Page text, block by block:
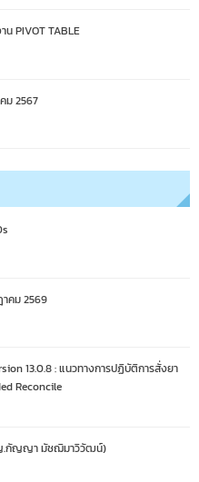
น PIVOT TABLE
ม 2567
คม 2569
13.0.8 : แนวทางการปฏิบัติการสั่งยา
Reconcile
ญ.กัญญา มัชฌิมาวิวัฒน์)